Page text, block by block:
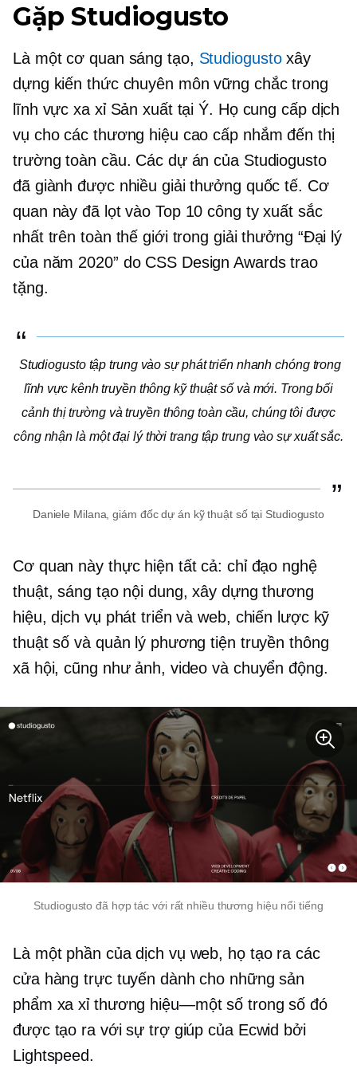
Gặp Studiogusto
Là một cơ quan sáng tạo, Studiogustoxây
dựng kiến ​​thức chuyên môn vững chắc trong
lĩnh vực xa xỉ Sản xuất tại Ý. Họ cung cấp dịch
vụ cho các thương hiệu cao cấp nhắm đến thị
trường toàn cầu. Các dự án của Studiogusto
đã giành được nhiều giải thưởng quốc tế. Cơ
quan này đã lọt vào Top 10 công ty xuất sắc
nhất trên toàn thế giới trong giải thưởng “Đại lý
của năm 2020” do CSS Design Awards trao
tặng.
Studiogusto tập trung vào sự phát triển nhanh chóng trong
lĩnh vực kênh truyền thông kỹ thuật số và mới. Trong bối
cảnh thị trường và truyền thông toàn cầu, chúng tôi được
công nhận là một đại lý thời trang tập trung vào sự xuất sắc.
Daniele Milana, giám đốc dự án kỹ thuật số tại Studiogusto
Cơ quan này thực hiện tất cả: chỉ đạo nghệ
thuật, sáng tạo nội dung, xây dựng thương
hiệu, dịch vụ phát triển và web, chiến lược kỹ
thuật số và quản lý phương tiện truyền thông
xã hội, cũng như ảnh, video và chuyển động.
Studiogusto đã hợp tác với rất nhiều thương hiệu nổi tiếng
Là một phần của dịch vụ web, họ tạo ra các
cửa hàng trực tuyến dành cho những sản
phẩm xa xỉ thương hiệu—một số trong số đó
được tạo ra với sự trợ giúp của Ecwid bởi
Lightspeed.